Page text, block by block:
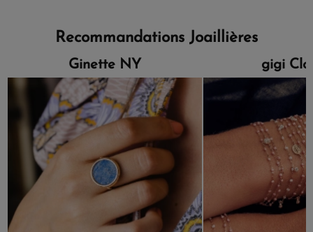
Recommandations Joaillières
Ginette NY gigi